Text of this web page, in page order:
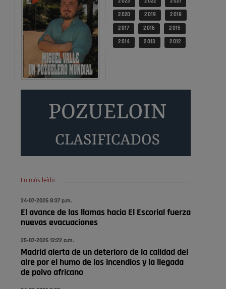
Pozuelo de Alarcón
Pozuelo desbloquea
definitivamente Huerta
Grande: las obras …
Donde pueden inscribirse las personas empadronados
Pozuelo desbloquea
definitivamente Huerta
Grande: las obras …
También pienso que si no fuéramos tan sucios no haría
Pozuelo de Alarcón
Quejas por el deterioro de
la limpieza …
Senado, en la Policía o en la politica
Pozuelo de Alarcón
🔴 EXCLUSIVA | El comisario
de la …
2 020 2 019 2 018
2 017 2 016 2 015
2 014 2 013 2 012
Lo más leído
24-07-2026 8:37 p.m.
El avance de las llamas hacia El Escorial fuerza
nuevas evacuaciones
25-07-2026 12:22 a.m.
Madrid alerta de un deterioro de la calidad del
aire por el humo de los incendios y la llegada
de polvo africano